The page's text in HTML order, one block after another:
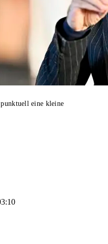
eine kleine